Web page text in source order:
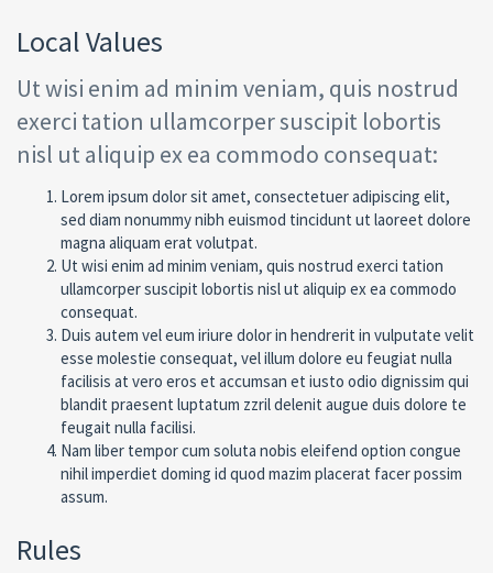
Local Values
Ut wisi enim ad minim veniam, quis nostrud
exerci tation ullamcorper suscipit lobortis
nisl ut aliquip ex ea commodo consequat:
Lorem ipsum dolor sit amet, consectetuer adipiscing elit,
sed diam nonummy nibh euismod tincidunt ut laoreet dolore
magna aliquam erat volutpat.
Ut wisi enim ad minim veniam, quis nostrud exerci tation
ullamcorper suscipit lobortis nisl ut aliquip ex ea commodo
consequat.
Duis autem vel eum iriure dolor in hendrerit in vulputate velit
esse molestie consequat, vel illum dolore eu feugiat nulla
facilisis at vero eros et accumsan et iusto odio dignissim qui
blandit praesent luptatum zzril delenit augue duis dolore te
feugait nulla facilisi.
Nam liber tempor cum soluta nobis eleifend option congue
nihil imperdiet doming id quod mazim placerat facer possim
assum.
Rules